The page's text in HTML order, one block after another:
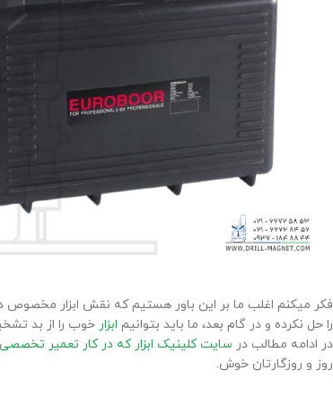
فکر میکنم اغلب ما بر این باور هستیم که نقش ابزار
را حل نکرده و در گام بعد، ما باید بتوانیم ابزار خوب را از بد
در ادامه مطالب در سایت کلینیک ابزار که در کار تعمیر تخصصی
روز و روزگارتان خوش.